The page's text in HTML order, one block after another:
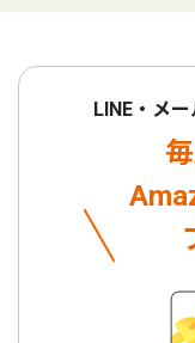
LINE・メ